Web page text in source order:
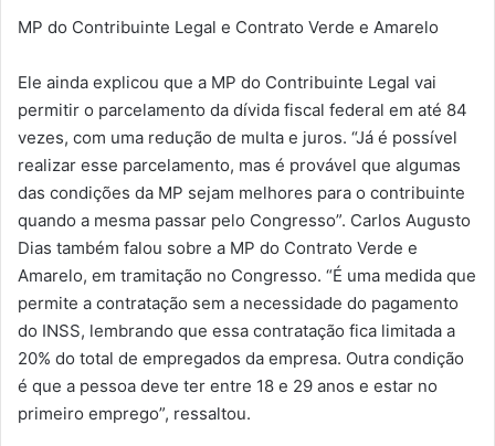
MP do Contribuinte Legal e Contrato Verde e Amarelo
Ele ainda explicou que a MP do Contribuinte Legal vai
permitir o parcelamento da dívida fiscal federal em até 84
vezes, com uma redução de multa e juros. “Já é possível
realizar esse parcelamento, mas é provável que algumas
das condições da MP sejam melhores para o contribuinte
quando a mesma passar pelo Congresso”. Carlos Augusto
Dias também falou sobre a MP do Contrato Verde e
Amarelo, em tramitação no Congresso. “É uma medida que
permite a contratação sem a necessidade do pagamento
do INSS, lembrando que essa contratação fica limitada a
20% do total de empregados da empresa. Outra condição
é que a pessoa deve ter entre 18 e 29 anos e estar no
primeiro emprego”, ressaltou.